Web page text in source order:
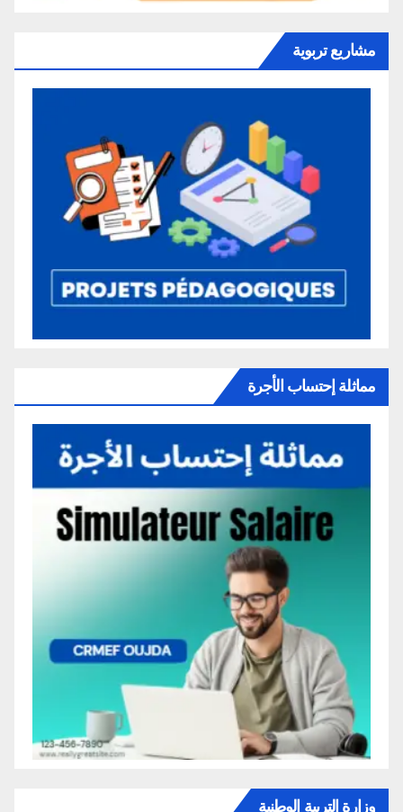
مشاريع تربوية
مماثلة إحتساب الأجرة
وزارة التربية الوطنية